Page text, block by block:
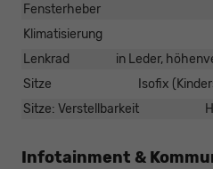
Fensterheber
Klimatisierung
Lenkrad
in Leder,
Sitze
Isofix
Sitze: Verstellbarkeit
Infotainment &